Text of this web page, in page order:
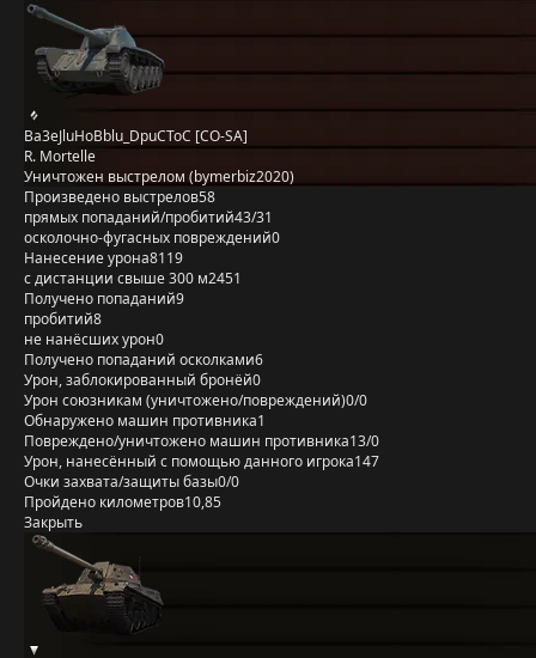
Ba3eJluHoBblu_DpuCToC [CO-SA]
R. Mortelle
Уничтожен выстрелом (bymerbiz2020)
Произведено выстрелов58
прямых попаданий/пробитий43/31
осколочно-фугасных повреждений0
Нанесение урона8119
с дистанции свыше 300 м2451
Получено попаданий9
пробитий8
не нанёсших урон0
Получено попаданий осколками6
Урон, заблокированный бронёй0
Урон союзникам (уничтожено/повреждений)0/0
Обнаружено машин противника1
Повреждено/уничтожено машин противника13/0
Урон, нанесённый с помощью данного игрока147
Очки захвата/защиты базы0/0
Пройдено километров10,85
Закрыть